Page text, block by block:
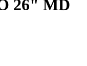
26" MD